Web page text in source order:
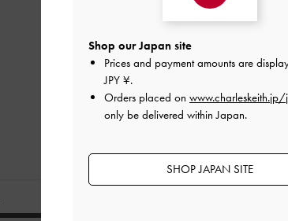
1件のレビューに基づく
3
1
Shop our Japan site
Prices and payment amounts are
JPY ¥.
Orders placed on
only be delivered within Japan.
SHOP JAPAN SITE